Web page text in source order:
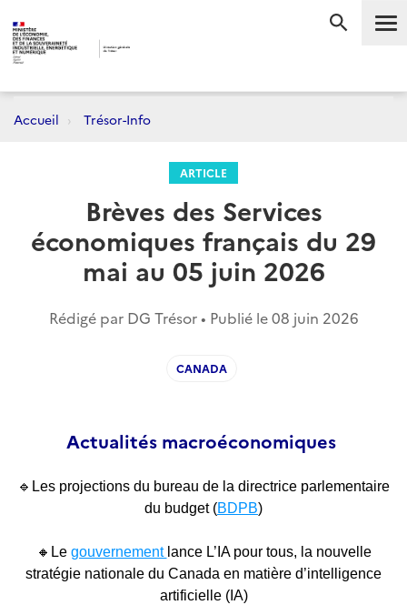
Accueil Trésor-Info
ARTICLE
Brèves des Services
économiques français du 29
mai au 05 juin 2026
Rédigé par DG Trésor • Publié le08 juin 2026
CANADA
Actualités macroéconomiques
🔹 Les projections du bureau de la directrice parlementaire
du budget (BDPB)
🔸 Le gouvernement lance L’IA pour tous, la nouvelle
stratégie nationale du Canada en matière d’intelligence
artificielle (IA)